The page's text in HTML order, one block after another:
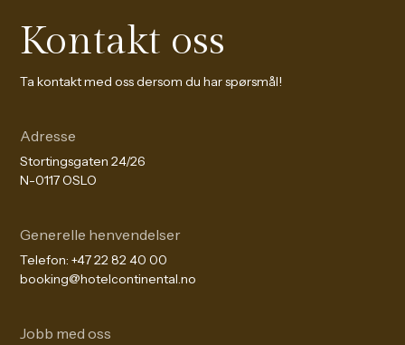
Kontakt oss
Ta kontakt med oss dersom du har spørsmål!
Adresse
Stortingsgaten 24/26
N-0117 OSLO
Generelle henvendelser
Telefon: +47 22 82 40 00
booking@hotelcontinental.no
Jobb med oss